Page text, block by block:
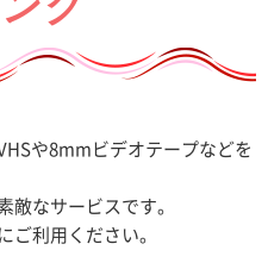
や8mmビデオテープなどを
敵なサービスです。
ご利用ください。